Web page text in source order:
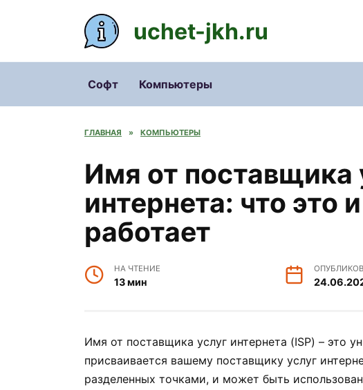
uchet-jkh.ru
Софт Компьютеры
ГЛАВНАЯ » КОМПЬЮТЕРЫ
Имя от поставщика
интернета: что это
работает
НА ЧТЕНИЕ
13 мин
Имя от поставщика услуг интернета (ISP) – это
присваивается вашему поставщику услуг
разделенных точками, и может быть